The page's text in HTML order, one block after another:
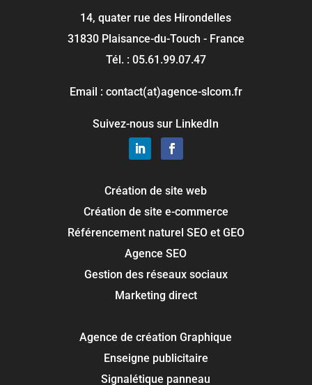
14, quater rue des Hirondelles
31830 Plaisance-du-Touch - France
Tél. : 05.61.99.07.47
Email : contact(at)agence-slcom.fr
Suivez-nous sur LinkedIn
Création de site web
Création de site e-commerce
Référencement naturel SEO et GEO
Agence SEO
Gestion des réseaux sociaux
Marketing direct
Agence de création Graphique
Enseigne publicitaire
Signalétique panneau